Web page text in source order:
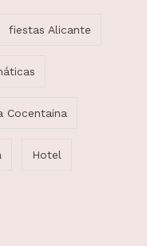
fiestas Alicante
Cocentaina
Hotel